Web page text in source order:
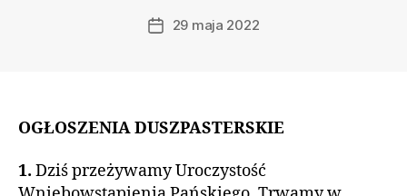
Data29 maja 2022
OGŁOSZENIA DUSZPASTERSKIE
1. Dziś przeżywamy Uroczystość